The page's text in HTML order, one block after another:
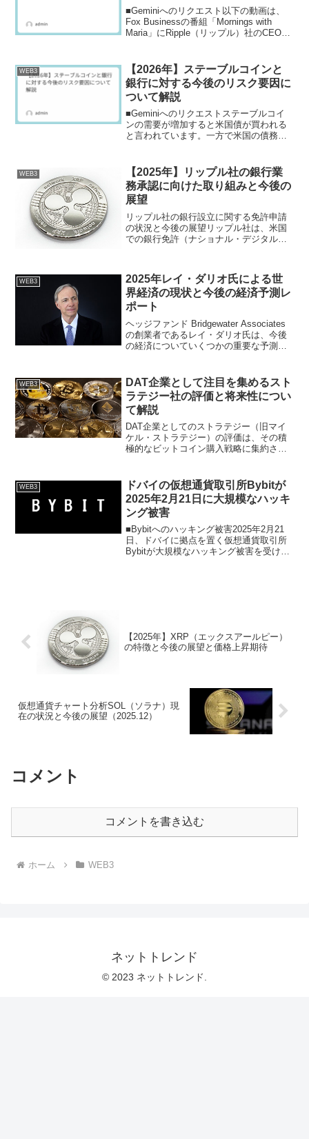
■Geminiへのリクエスト以下の動画は、
Fox Businessの番組「Mornings with
Maria」にRipple（リップル）社のCEO、
自社の戦略について...
WEB3
【2026年】ステーブルコインと
銀行に対する今後のリスク要因に
ついて解説
■Geminiへのリクエストステーブルコイ
ンの需要が増加すると米国債が買われる
と言われています。一方で米国の債務は
ます。このような状態でステーブルコイ
ンを保有することは...
WEB3
【2025年】リップル社の銀行業
務承認に向けた取り組みと今後の
展望
リップル社の銀行設立に関する免許申請
の状況と今後の展望リップル社は、米国
での銀行免許（ナショナル・デジタル通
が報じられています。これは、リップル
社が銀行を設立するとい...
WEB3
2025年レイ・ダリオ氏による世
界経済の現状と今後の経済予測レ
ポート
ヘッジファンド Bridgewater Associates
の創業者であるレイ・ダリオ氏は、今後
の経済についていくつかの重要な予測と
ついて:ダリオ氏は、現在が景気...
WEB3
DAT企業として注目を集めるスト
ラテジー社の評価と将来性につい
て解説
DAT企業としてのストラテジー（旧マイ
ケル・ストラテジー）の評価は、その積
極的なビットコイン購入戦略に集約され
て組み込むことで、企業価値の向上を目
指す先駆者となりました...
WEB3
ドバイの仮想通貨取引所Bybitが
2025年2月21日に大規模なハッキ
ング被害
■Bybitへのハッキング被害2025年2月21
日、ドバイに拠点を置く仮想通貨取引所
Bybitが大規模なハッキング被害を受け、
【2025年】XRP（エックスアールピー）
の特徴と今後の展望と価格上昇期待
仮想通貨チャート分析SOL（ソラナ）現
在の状況と今後の展望（2025.12）
コメント
コメントを書き込む
ホーム WEB3
ネットトレンド
© 2023 ネットトレンド.